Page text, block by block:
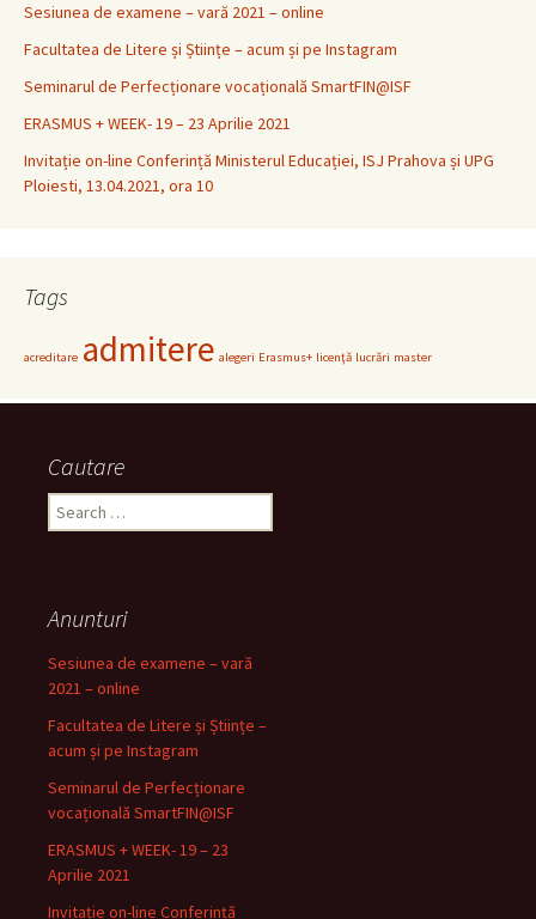
Sesiunea de examene – vară 2021 – online
Facultatea de Litere și Științe – acum și pe Instagram
Seminarul de Perfecționare vocațională SmartFIN@ISF
ERASMUS + WEEK- 19 – 23 Aprilie 2021
Invitație on-line Conferință Ministerul Educației, ISJ Prahova și UPG
Ploiesti, 13.04.2021, ora 10
Tags
acreditare admitere alegeri Erasmus+ licenţă lucrări master
Cautare
e
h
f
o
:
Anunturi
Sesiunea de examene – vară
2021 – online
Facultatea de Litere și Științe –
acum și pe Instagram
Seminarul de Perfecționare
vocațională SmartFIN@ISF
ERASMUS + WEEK- 19 – 23
Aprilie 2021
Invitație on-line Conferință